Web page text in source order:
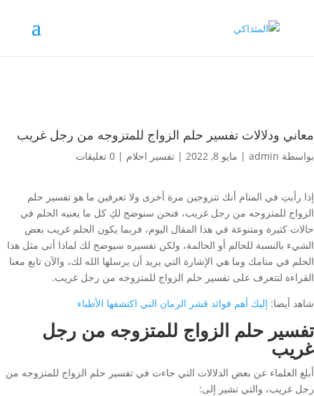
معاني ودلالات تفسير حلم الزواج للمتزوجه من رجل غريب
بواسطة admin
| مايو 8, 2022 | تفسير احلام | 0 تعليقات
إذا رأيتِ في المنام أنك تتزوجين مرة أخرى ولا تعرفين ما هو تفسير حلم
الزواج للمتزوجه من رجل غريب، فنحن سنوضح لكِ كل ما يعنيه الحلم في
حالات كثيرة ومتنوعة في هذا المقال اليوم، فربما يكون الحلم غريب بعض
الشيء بالنسبة للحالم أو الحالمة، ولكن تفسيره سيوضح لك لماذا أتى مثل هذا
الحلم في منامك وما هي الإشارة التي يريد أن يرسلها الله لك، والآن تابع معنا
القراءة لتتعرف على تفسير حلم الزواج للمتزوجه من رجل غريب.
شاهد أيضا: إليك أهم فوائد قشر الرمان التي اكتشفها الأطباء
تفسير حلم الزواج للمتزوجه من رجل
غريب
أبلغ العلماء عن بعض الدلالات التي جاءت في تفسير حلم الزواج للمتزوجه من
رجل غريب، والتي تشير إلى: